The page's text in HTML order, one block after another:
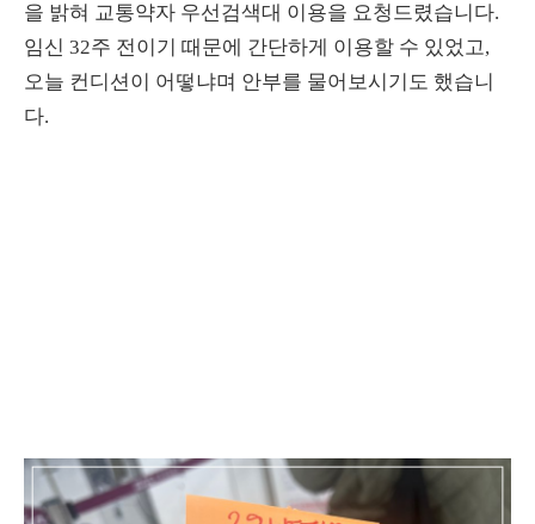
을 밝혀 교통약자 우선검색대 이용을 요청드렸습니다.
임신 32주 전이기 때문에 간단하게 이용할 수 있었고,
오늘 컨디션이 어떻냐며 안부를 물어보시기도 했습니
다.